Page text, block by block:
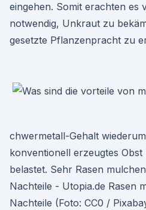
eingehen. Somit erachten es
notwendig, Unkraut zu
gesetzte Pflanzenpracht zu
chwermetall-Gehalt
konventionell erzeugtes
belastet. Sehr Rasen
Nachteile - Utopia.de Rasen
Nachteile (Foto: CC0 /